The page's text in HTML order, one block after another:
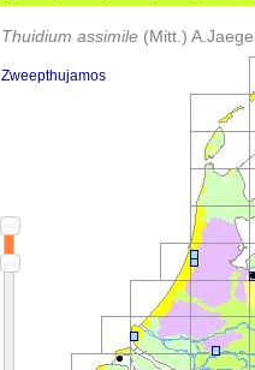
Thuidium assimile (Mitt.)
Zweepthujamos